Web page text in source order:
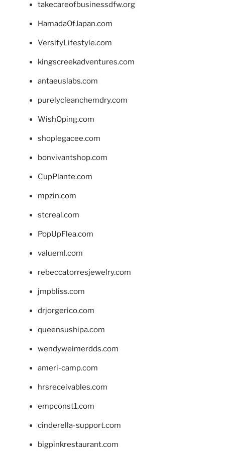
takecareofbusinessdfw.org
HamadaOfJapan.com
VersifyLifestyle.com
kingscreekadventures.com
antaeuslabs.com
purelycleanchemdry.com
WishOping.com
shoplegacee.com
bonvivantshop.com
CupPlante.com
mpzin.com
stcreal.com
PopUpFlea.com
valueml.com
rebeccatorresjewelry.com
jmpbliss.com
drjorgerico.com
queensushipa.com
wendyweimerdds.com
ameri-camp.com
hrsreceivables.com
empconst1.com
cinderella-support.com
bigpinkrestaurant.com